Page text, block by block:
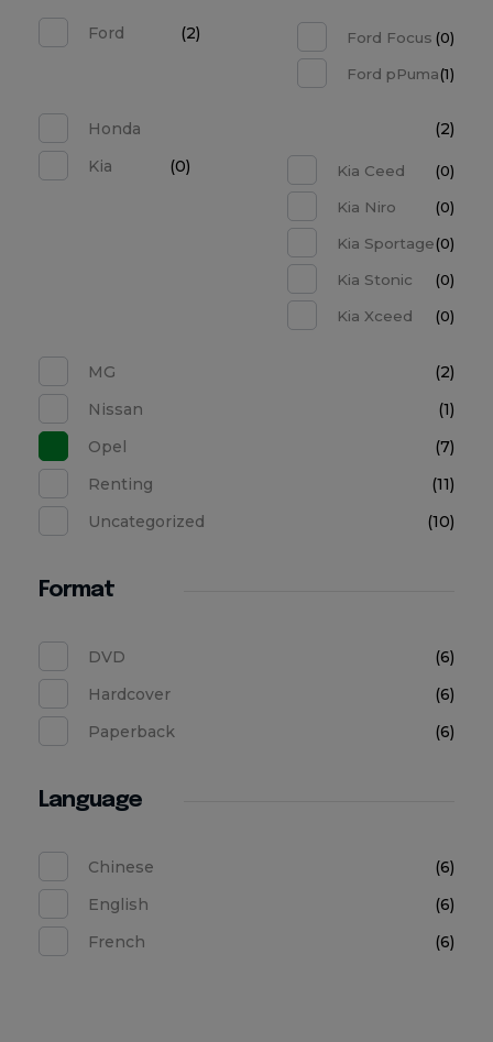
Ford (2) Ford Focus (0)
Ford pPuma(1)
Honda
(2)
Kia
(0) Kia Ceed (0)
Kia Niro (0)
Kia Sportage(0)
Kia Stonic (0)
Kia Xceed (0)
MG
(2)
Nissan
(1)
Opel
(7)
Renting
(11)
Uncategorized
(10)
Format
DVD
(6)
Hardcover
(6)
Paperback
(6)
Language
Chinese
(6)
English
(6)
French
(6)